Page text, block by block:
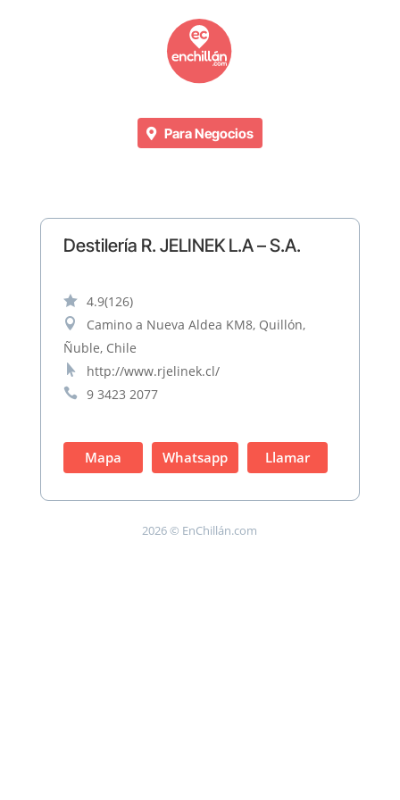
Para Negocios
Destilería R. JELINEK L.A – S.A.
 4.9(126)

Camino a Nueva Aldea KM8, Quillón,
Ñuble, Chile
 http://www.rjelinek.cl/
 9 3423 2077
Mapa Whatsapp Llamar
2026 © EnChillán.com